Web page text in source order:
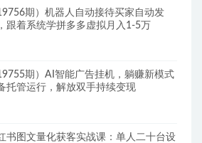
期）机器人自动接待买家自动发
跟着系统学拼多多虚拟月入1-5万
期）AI智能广告挂机，躺赚新模式
托管运行，解放双手持续变现
书图文量化获客实战课：单人二十台设